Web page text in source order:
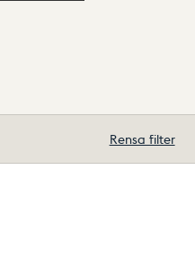
Rensa filter